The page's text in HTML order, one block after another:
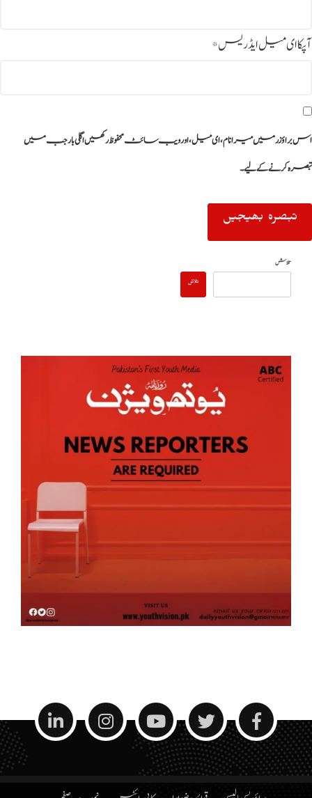
آپکا ای میل ایڈریس*
اس براؤزر میں میرا نام، ای میل، اور ویب سائٹ محفوظ رکھیں اگلی بار جب میں
تبصرہ کرنے کےلیے۔
تلاش
تلاش